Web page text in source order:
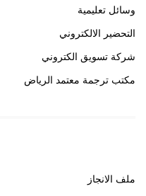
وسائل تعليمية
التحضير الالكتروني
شركة تسويق الكتروني
مكتب ترجمة معتمد الرياض
ملف الانجاز